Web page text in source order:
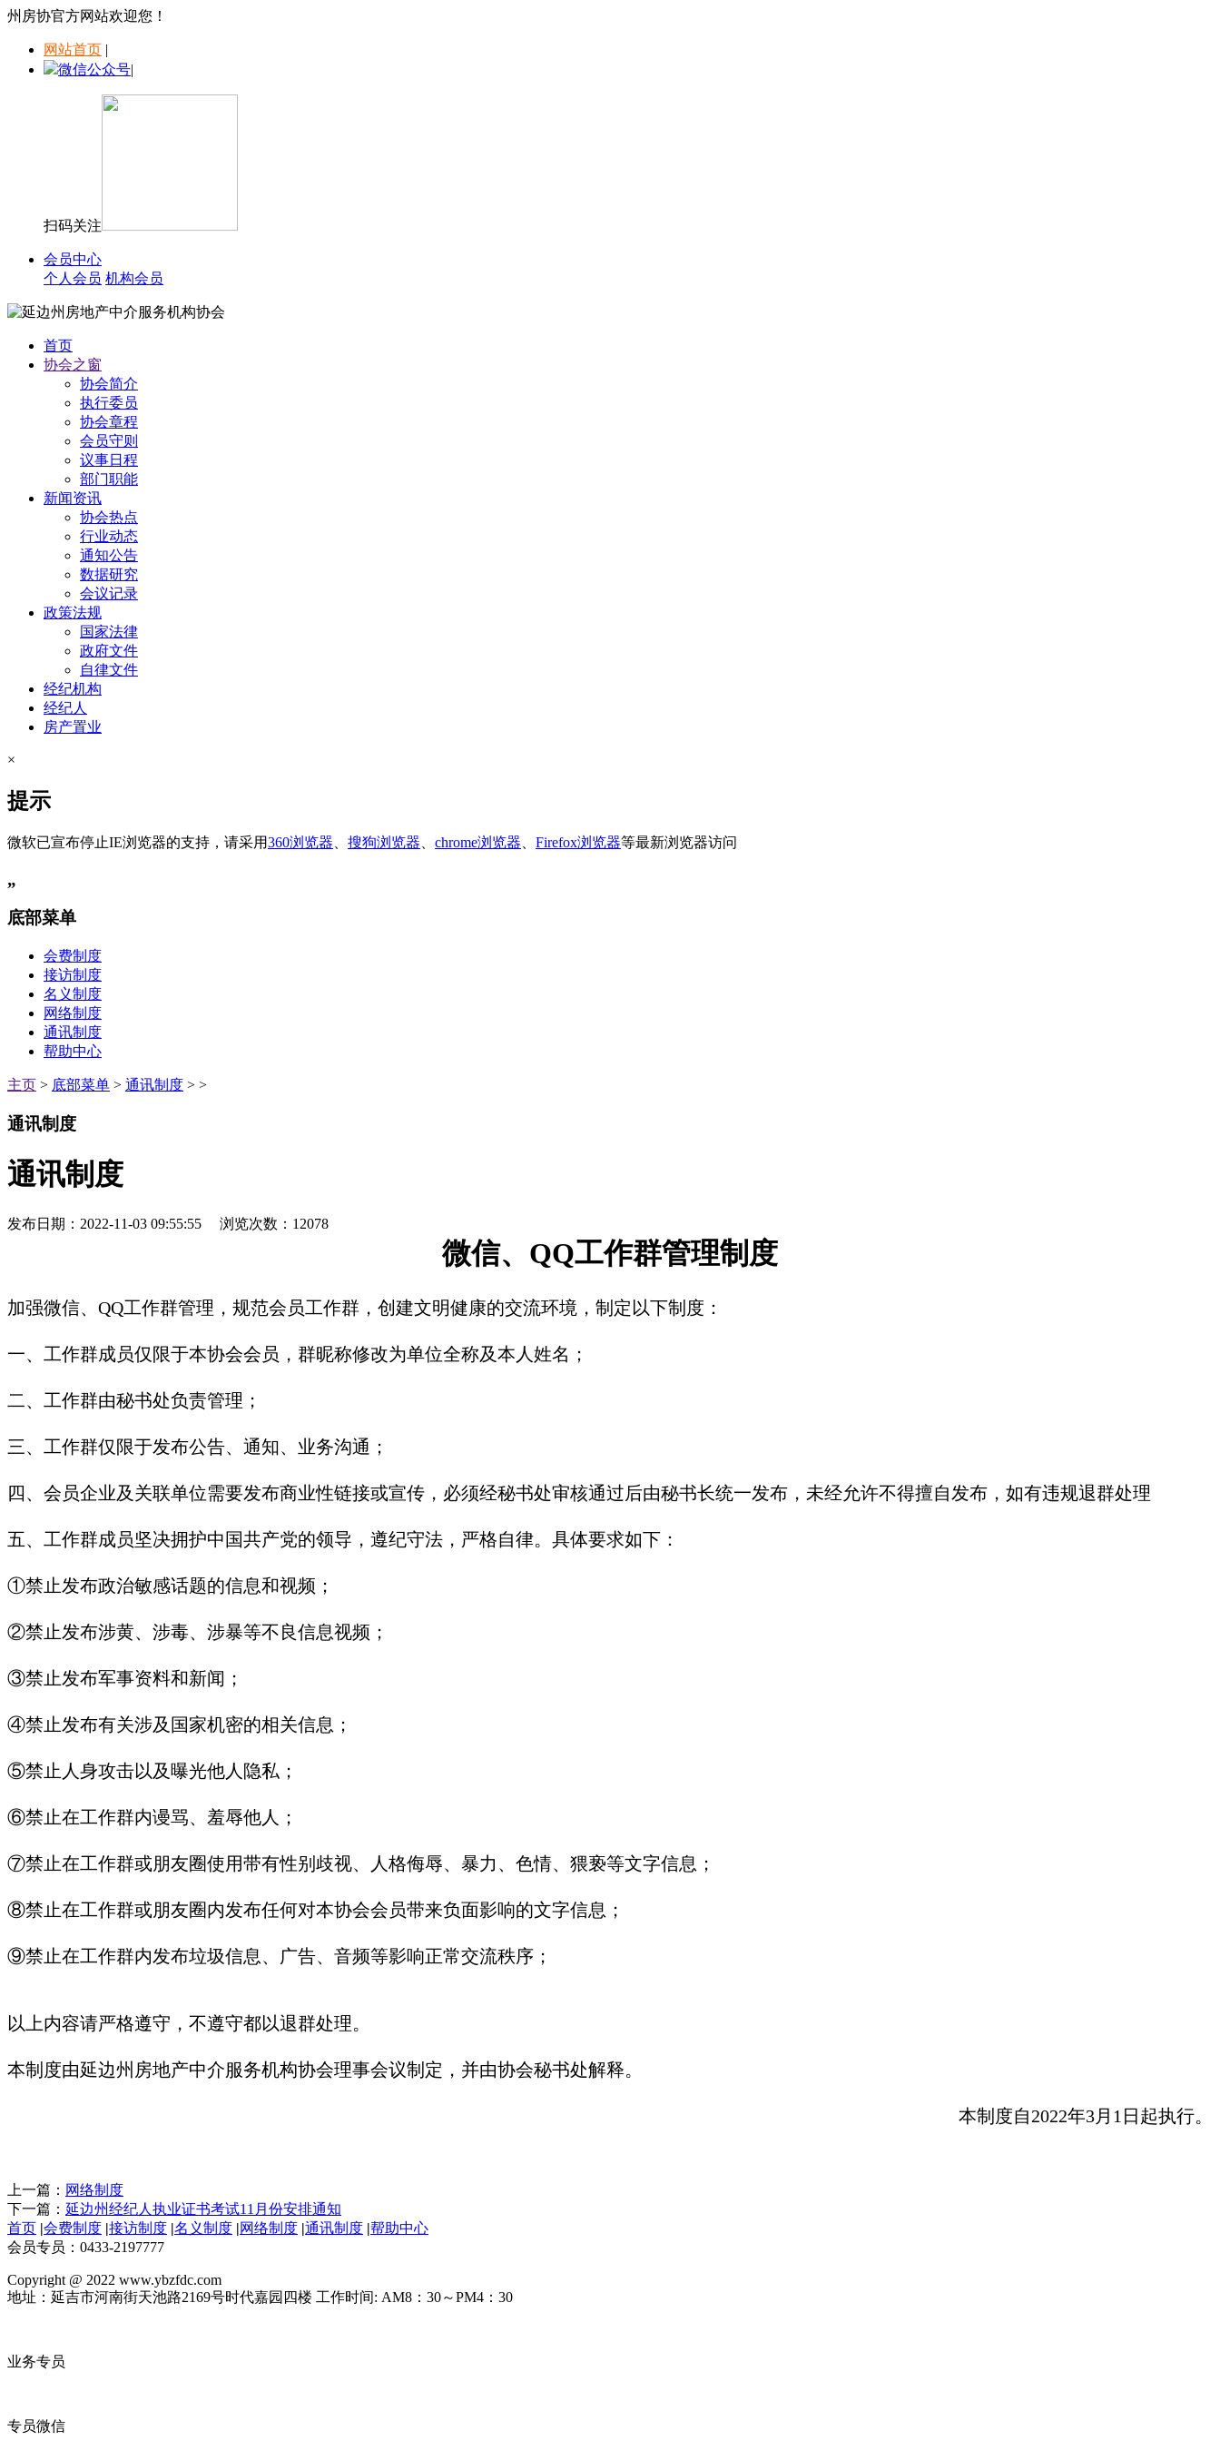
州房协官方网站欢迎您！
网站首页 |
微信公众号|
扫码关注
会员中心
个人会员 机构会员
首页
协会之窗
协会简介
执行委员
协会章程
会员守则
议事日程
部门职能
新闻资讯
协会热点
行业动态
通知公告
数据研究
会议记录
政策法规
国家法律
政府文件
自律文件
经纪机构
经纪人
房产置业
×
提示
微软已宣布停止IE浏览器的支持，请采用360浏览器 搜狗浏览器 chrome浏览器 Firefox浏览器等最新浏览器访问
„
底部菜单
会费制度
接访制度
名义制度
网络制度
通讯制度
帮助中心
主页 > 底部菜单 > 通讯制度 > >
通讯制度
通讯制度
发布日期：2022-11-03 09:55:55 浏览次数：12078
微信、QQ工作群管理制度
加强微信、QQ工作群管理，规范会员工作群，创建文明健康的交流环境，制定以下制度：
一、工作群成员仅限于本协会会员，群昵称修改为单位全称及本人姓名；
二、工作群由秘书处负责管理；
三、工作群仅限于发布公告、通知、业务沟通；
四、会员企业及关联单位需要发布商业性链接或宣传，必须经秘书处审核通过后由秘书长统一发布，未经允许不得擅自发布，如有违规退群处理
五、工作群成员坚决拥护中国共产党的领导，遵纪守法，严格自律。具体要求如下：
①禁止发布政治敏感话题的信息和视频；
②禁止发布涉黄、涉毒、涉暴等不良信息视频；
③禁止发布军事资料和新闻；
④禁止发布有关涉及国家机密的相关信息；
⑤禁止人身攻击以及曝光他人隐私；
⑥禁止在工作群内谩骂、羞辱他人；
⑦禁止在工作群或朋友圈使用带有性别歧视、人格侮辱、暴力、色情、猥亵等文字信息；
⑧禁止在工作群或朋友圈内发布任何对本协会会员带来负面影响的文字信息；
⑨禁止在工作群内发布垃圾信息、广告、音频等影响正常交流秩序；
以上内容请严格遵守，不遵守都以退群处理。
本制度由延边州房地产中介服务机构协会理事会议制定，并由协会秘书处解释。
本制度自2022年3月1日起执行。
上一篇： 网络制度
下一篇： 延边州经纪人执业证书考试11月份安排通知
首页 |会费制度 |接访制度 |名义制度 |网络制度 |通讯制度 |帮助中心
会员专员：0433-2197777
Copyright @ 2022 www.ybzfdc.com
地址：延吉市河南街天池路2169号时代嘉园四楼 工作时间: AM8：30～PM4：30
业务专员
专员微信